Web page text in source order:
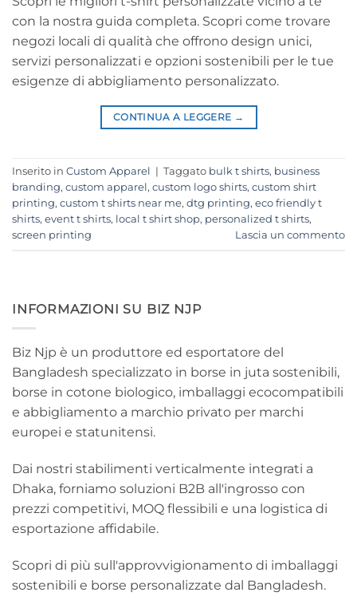
con la nostra guida completa. Scopri come trovare
negozi locali di qualità che offrono design unici,
servizi personalizzati e opzioni sostenibili per le tue
esigenze di abbigliamento personalizzato.
CONTINUA A LEGGERE →
Inserito in Custom Apparel | Taggato bulk t shirts, business
branding, custom apparel , custom logo shirts, custom shirt
printing, custom t shirts near me, dtg printing, eco friendly t
shirts, event t shirts, local t shirt shop, personalized t shirts,
screen printing
Lascia un commento
INFORMAZIONI SU BIZ NJP
Biz Njp è un produttore ed esportatore del
Bangladesh specializzato in borse in juta sostenibili,
borse in cotone biologico, imballaggi ecocompatibili
e abbigliamento a marchio privato per marchi
europei e statunitensi.
Dai nostri stabilimenti verticalmente integrati a
Dhaka, forniamo soluzioni B2B all'ingrosso con
prezzi competitivi, MOQ flessibili e una logistica di
esportazione affidabile.
Scopri di più sull'approvvigionamento di imballaggi
sostenibili e borse personalizzate dal Bangladesh.